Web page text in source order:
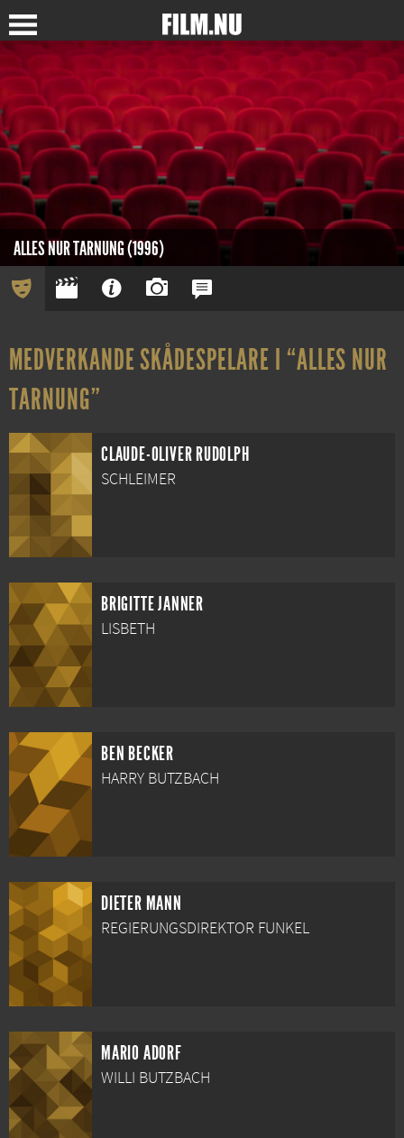
ALLES NUR TARNUNG (1996)
MEDVERKANDE SKÅDESPELARE I “ALLES NUR
TARNUNG”
CLAUDE-OLIVER RUDOLPH
SCHLEIMER
BRIGITTE JANNER
LISBETH
BEN BECKER
HARRY BUTZBACH
DIETER MANN
REGIERUNGSDIREKTOR FUNKEL
MARIO ADORF
WILLI BUTZBACH